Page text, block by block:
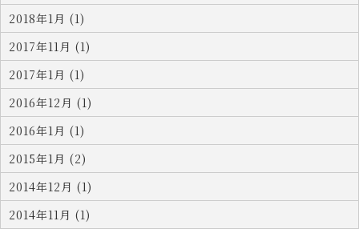
2018年1月 (1)
2017年11月 (1)
2017年1月 (1)
2016年12月 (1)
2016年1月 (1)
2015年1月 (2)
2014年12月 (1)
2014年11月 (1)